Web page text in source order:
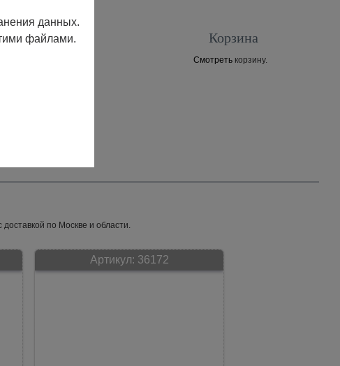
Корзина
Смотреть корзину.
по Москве и области.
Артикул: 36172
данных.
файлами.